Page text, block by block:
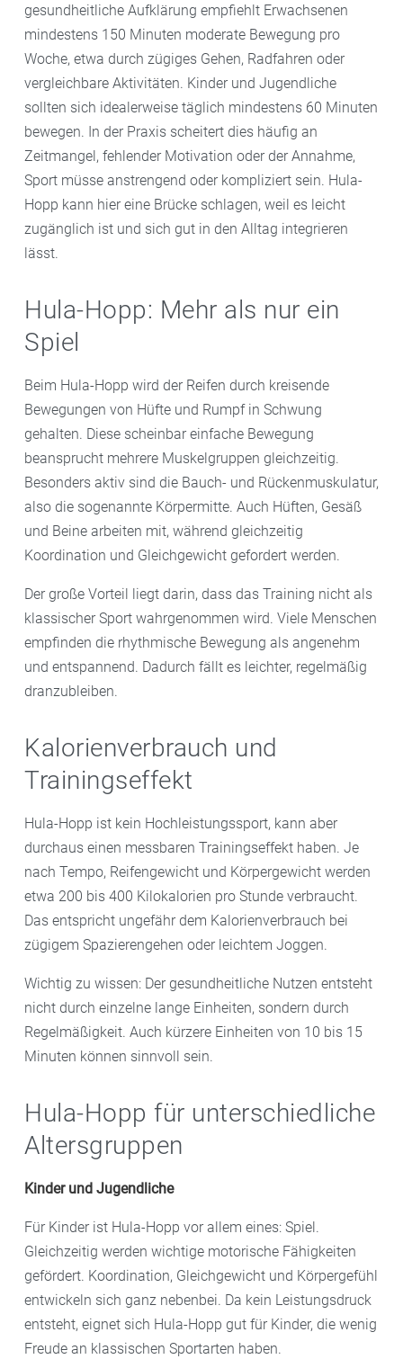
gesundheitliche Aufklärung empfiehlt Erwachsenen
mindestens 150 Minuten moderate Bewegung pro
Woche, etwa durch zügiges Gehen, Radfahren oder
vergleichbare Aktivitäten. Kinder und Jugendliche
sollten sich idealerweise täglich mindestens 60 Minuten
bewegen. In der Praxis scheitert dies häufig an
Zeitmangel, fehlender Motivation oder der Annahme,
Sport müsse anstrengend oder kompliziert sein. Hula-
Hopp kann hier eine Brücke schlagen, weil es leicht
zugänglich ist und sich gut in den Alltag integrieren
lässt.
Hula-Hopp: Mehr als nur ein
Spiel
Beim Hula-Hopp wird der Reifen durch kreisende
Bewegungen von Hüfte und Rumpf in Schwung
gehalten. Diese scheinbar einfache Bewegung
beansprucht mehrere Muskelgruppen gleichzeitig.
Besonders aktiv sind die Bauch- und Rückenmuskulatur,
also die sogenannte Körpermitte. Auch Hüften, Gesäß
und Beine arbeiten mit, während gleichzeitig
Koordination und Gleichgewicht gefordert werden.
Der große Vorteil liegt darin, dass das Training nicht als
klassischer Sport wahrgenommen wird. Viele Menschen
empfinden die rhythmische Bewegung als angenehm
und entspannend. Dadurch fällt es leichter, regelmäßig
dranzubleiben.
Kalorienverbrauch und
Trainingseffekt
Hula-Hopp ist kein Hochleistungssport, kann aber
durchaus einen messbaren Trainingseffekt haben. Je
nach Tempo, Reifengewicht und Körpergewicht werden
etwa 200 bis 400 Kilokalorien pro Stunde verbraucht.
Das entspricht ungefähr dem Kalorienverbrauch bei
zügigem Spazierengehen oder leichtem Joggen.
Wichtig zu wissen: Der gesundheitliche Nutzen entsteht
nicht durch einzelne lange Einheiten, sondern durch
Regelmäßigkeit. Auch kürzere Einheiten von 10 bis 15
Minuten können sinnvoll sein.
Hula-Hopp für unterschiedliche
Altersgruppen
Kinder und Jugendliche
Für Kinder ist Hula-Hopp vor allem eines: Spiel.
Gleichzeitig werden wichtige motorische Fähigkeiten
gefördert. Koordination, Gleichgewicht und Körpergefühl
entwickeln sich ganz nebenbei. Da kein Leistungsdruck
entsteht, eignet sich Hula-Hopp gut für Kinder, die wenig
Freude an klassischen Sportarten haben.